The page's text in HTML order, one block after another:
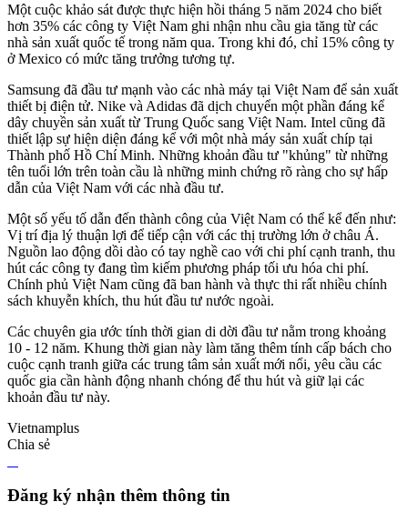
Một cuộc khảo sát được thực hiện hồi tháng 5 năm 2024 cho biết
hơn 35% các công ty Việt Nam ghi nhận nhu cầu gia tăng từ các
nhà sản xuất quốc tế trong năm qua. Trong khi đó, chỉ 15% công ty
ở Mexico có mức tăng trưởng tương tự.
Samsung đã đầu tư mạnh vào các nhà máy tại Việt Nam để sản xuất
thiết bị điện tử. Nike và Adidas đã dịch chuyển một phần đáng kể
dây chuyền sản xuất từ Trung Quốc sang Việt Nam. Intel cũng đã
thiết lập sự hiện diện đáng kể với một nhà máy sản xuất chíp tại
Thành phố Hồ Chí Minh. Những khoản đầu tư "khủng" từ những
tên tuổi lớn trên toàn cầu là những minh chứng rõ ràng cho sự hấp
dẫn của Việt Nam với các nhà đầu tư.
Một số yếu tố dẫn đến thành công của Việt Nam có thể kể đến như:
Vị trí địa lý thuận lợi để tiếp cận với các thị trường lớn ở châu Á.
Nguồn lao động dồi dào có tay nghề cao với chi phí cạnh tranh, thu
hút các công ty đang tìm kiếm phương pháp tối ưu hóa chi phí.
Chính phủ Việt Nam cũng đã ban hành và thực thi rất nhiều chính
sách khuyễn khích, thu hút đầu tư nước ngoài.
Các chuyên gia ước tính thời gian di dời đầu tư nằm trong khoảng
10 - 12 năm. Khung thời gian này làm tăng thêm tính cấp bách cho
cuộc cạnh tranh giữa các trung tâm sản xuất mới nổi, yêu cầu các
quốc gia cần hành động nhanh chóng để thu hút và giữ lại các
khoản đầu tư này.
Vietnamplus
Chia sẻ
Đăng ký nhận thêm thông tin